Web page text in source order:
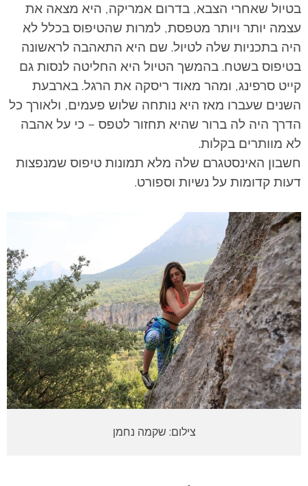
בטיול שאחרי הצבא, בדרום אמריקה, היא מצאה את
עצמה יותר ויותר מטפסת, למרות שהטיפוס בכלל לא
היה בתכניות שלה לטיול. שם היא התאהבה לראשונה
בטיפוס בשטח. בהמשך הטיול היא החליטה לנסות גם
קייט סרפינג, ומהר מאוד ריסקה את הרגל. בארבעת
השנים שעברו מאז היא נותחה שלוש פעמים, ולאורך כל
הדרך היה לה ברור שהיא תחזור לטפס – כי על אהבה
לא מוותרים בקלות.
חשבון האינסטגרם שלה מלא תמונות טיפוס שמנפצות
דעות קדומות על נשיות וספורט.
צילום: שקמה נחמן